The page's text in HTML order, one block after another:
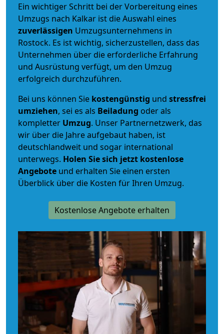
Ein wichtiger Schritt bei der Vorbereitung eines
Umzugs nach Kalkar ist die Auswahl eines
zuverlässigen Umzugsunternehmens in
Rostock. Es ist wichtig, sicherzustellen, dass das
Unternehmen über die erforderliche Erfahrung
und Ausrüstung verfügt, um den Umzug
erfolgreich durchzuführen.
Bei uns können Sie kostengünstig und stressfrei
umziehen, sei es als Beiladung oder als
kompletter Umzug. Unser Partnernetzwerk, das
wir über die Jahre aufgebaut haben, ist
deutschlandweit und sogar international
unterwegs. Holen Sie sich jetzt kostenlose
Angebote und erhalten Sie einen ersten
Überblick über die Kosten für Ihren Umzug.
Kostenlose Angebote erhalten